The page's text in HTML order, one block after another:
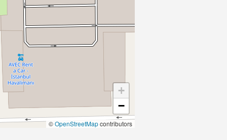
+
−
©OpenStreetMapcontributors